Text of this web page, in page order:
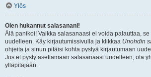
Ylös
Olen hukannut salasanani!
Älä panikoi! Vaikka salasanaasi ei voida palauttaa,
uudelleen. Käy kirjautumissivulla ja klikkaa Unohdin
ohjeita ja sinun pitäisi kohta pystyä kirjautumaan
Jos et pysty asettamaan salasanaasi uudelleen, ota
ylläpitäjään.